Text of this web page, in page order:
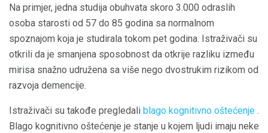
Na primjer, jedna studija obuhvata skoro 3.000 odraslih
osoba starosti od 57 do 85 godina sa normalnom
spoznajom koja je studirala tokom pet godina. Istraživači su
otkrili da je smanjena sposobnost da otkrije razliku između
mirisa snažno udružena sa više nego dvostrukim rizikom od
razvoja demencije.
Istraživači su takođe pregledali blago kognitivno oštećenje .
Blago kognitivno oštećenje je stanje u kojem ljudi imaju neke